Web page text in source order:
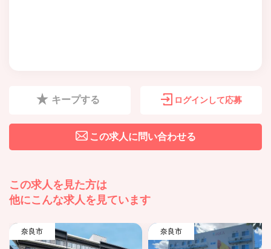
キープする ログインして応募
この求人に問い合わせる
この求人を見た方は
他にこんな求人を見ています
奈良市 奈良市